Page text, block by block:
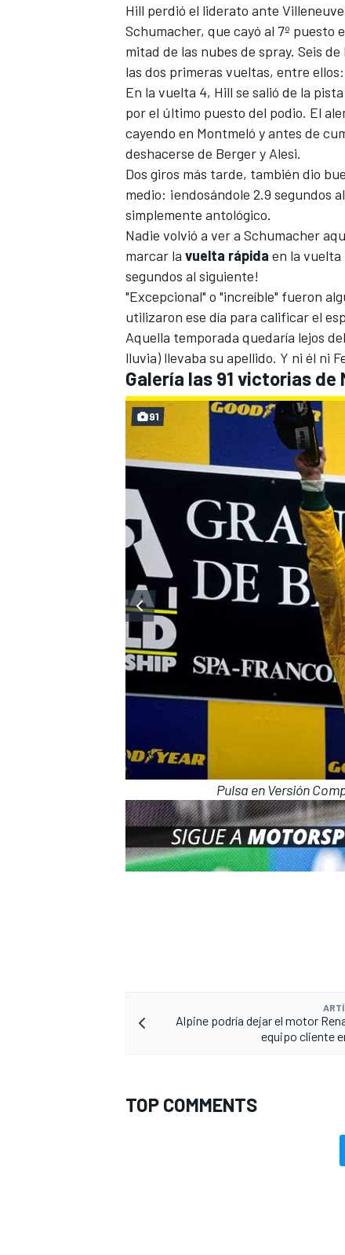
Hill perdió el liderato ante
Schumacher, que cayó al 7º puesto
mitad de las nubes de spray. Seis
las dos primeras vueltas, entre
En la vuelta 4, Hill se salió de la
por el último puesto del podio. El
cayendo en Montmeló y antes de
deshacerse de Berger y Alesi.
Dos giros más tarde, también dio
medio: ¡endosándole 2.9
simplemente antológico.
Nadie volvió a ver a Schumacher
marcar la vuelta rápida en la vuelta
segundos al siguiente!
"Excepcional" o "increíble" fueron
utilizaron ese día para calificar el
Aquella temporada quedaría lejos
lluvia) llevaba su apellido. Y ni él ni
Galería las 91 victorias de
91
Pulsa en Versión
Alpine podría dejar el motor
equipo cliente
TOP COMMENTS